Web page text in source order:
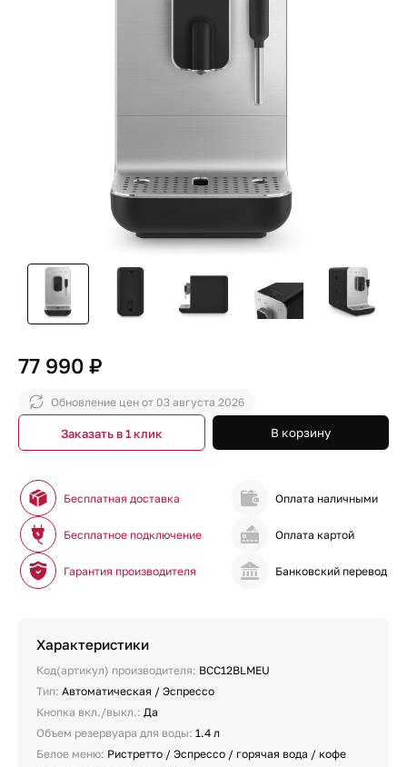
77 990 ₽
Обновление цен от 03 августа 2026
В корзину
Заказать в 1 клик
Бесплатная доставка
Бесплатное подключение
Гарантия производителя
Оплата наличными
Оплата картой
Банковский перевод
Характеристики
Код(артикул) производителя: BCC12BLMEU
Тип: Автоматическая / Эспрессо
Кнопка вкл./выкл.: Да
Объем резервуара для воды: 1.4 л
Белое меню: Ристретто / Эспрессо / горячая вода / кофе